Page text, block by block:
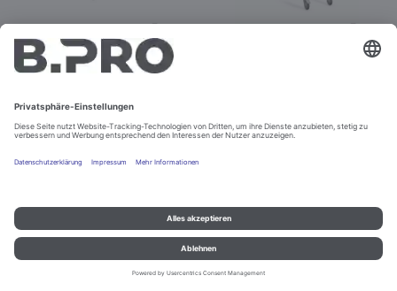
RWR 160
Impressum und Datenschutz Kontakt
Rechtliche Hinweise
© B.PRO Catering Solutions 2022